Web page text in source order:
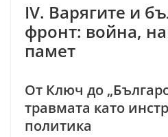
IV. Варягите и
фронт: война,
памет
От Ключ до
травмата като
политика